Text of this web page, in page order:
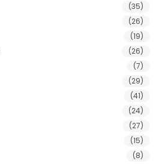
(35)
(26)
(19)
(26)
(7)
(29)
(41)
(24)
(27)
(15)
(8)